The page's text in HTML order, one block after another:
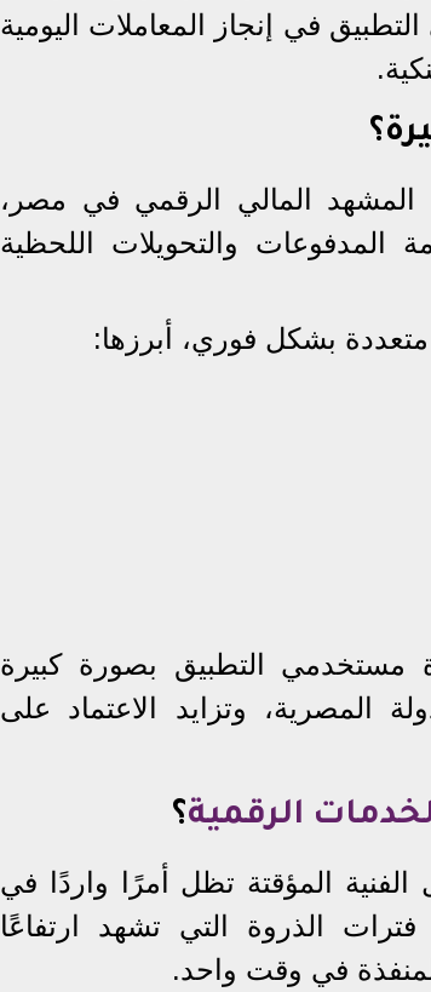
في إنجاز المعاملات اليومية
المشهد المالي الرقمي في مصر،
المدفوعات والتحويلات اللحظية
متعددة بشكل فوري، أبرزها:
مستخدمي التطبيق بصورة كبيرة
المصرية، وتزايد الاعتماد على
الرقمية؟
الفنية المؤقتة تظل أمرًا واردًا في
فترات الذروة التي تشهد ارتفاعًا
في وقت واحد.